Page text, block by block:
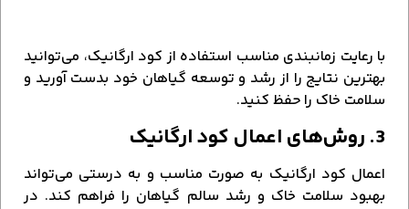
با رعایت زمانبندی مناسب استفاده از کود ارگانیک، می‌توانید
بهترین نتایج را از رشد و توسعه گیاهان خود بدست آورید و
سلامت خاک را حفظ کنید.
3. روش‌های اعمال کود ارگانیک
اعمال کود ارگانیک به صورت مناسب و به درستی می‌تواند
بهبود سلامت خاک و رشد سالم گیاهان را فراهم کند. در